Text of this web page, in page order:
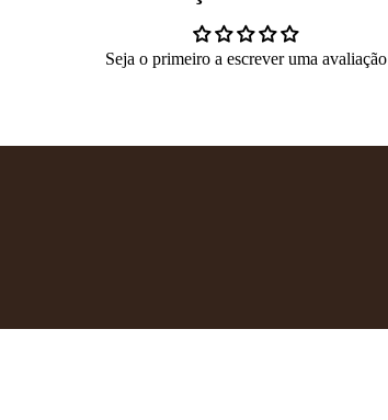
Seja o primeiro a escrever uma avaliação